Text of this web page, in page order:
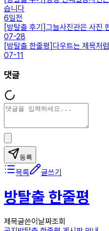
습니다
6일전
[방탈출 후기]그늘사진관은 사진
07-28
[방탈출 한줄평] 다우트는 제목처
07-11
댓글
등록
목록 글쓰기
방탈출 한줄평
제목글쓴이 날짜조회